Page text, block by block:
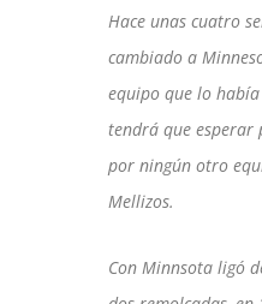
Hace unas cuatro
cambiado a
equipo que lo
tendrá que esperar
por ningún otro
Mellizos.
Con Minnsota ligó